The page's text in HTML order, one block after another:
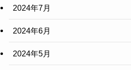
2024年7月
2024年6月
2024年5月